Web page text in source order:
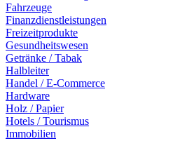
Fahrzeuge
Finanzdienstleistungen
Freizeitprodukte
Gesundheitswesen
Getränke / Tabak
Halbleiter
Handel / E-Commerce
Hardware
Holz / Papier
Hotels / Tourismus
Immobilien